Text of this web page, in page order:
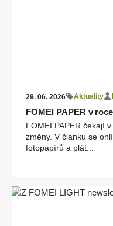
29. 06. 2026 Aktuality
FOMEI PAPER v
FOMEI PAPER čekají
změny. V článku se
fotopapírů a plát...